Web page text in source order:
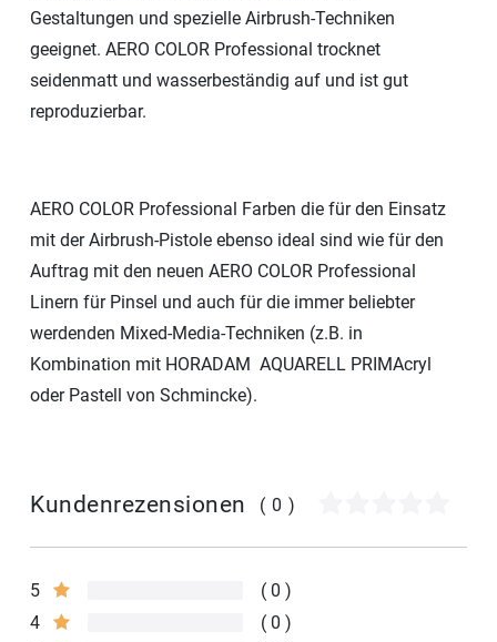
Gestaltungen und spezielle Airbrush-Techniken
geeignet. AERO COLOR Professional trocknet
seidenmatt und wasserbeständig auf und ist gut
reproduzierbar.
AERO COLOR Professional Farben die für den Einsatz
mit der Airbrush-Pistole ebenso ideal sind wie für den
Auftrag mit den neuen AERO COLOR Professional
Linern für Pinsel und auch für die immer beliebter
werdenden Mixed-Media-Techniken (z.B. in
Kombination mit HORADAM AQUARELL PRIMAcryl
oder Pastell von Schmincke).
Kundenrezensionen (0)
5
0
4
0